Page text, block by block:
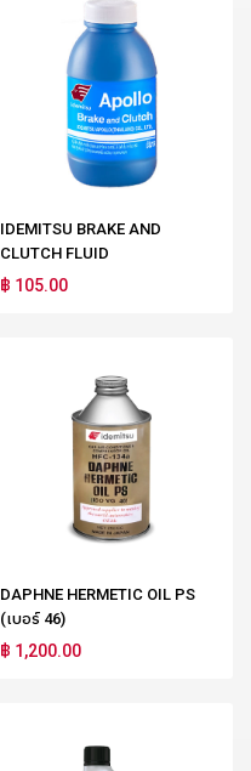
IDEMITSU BRAKE AND
CLUTCH FLUID
฿ 105.00
DAPHNE HERMETIC OIL PS
(เบอร์ 46)
฿ 1,200.00